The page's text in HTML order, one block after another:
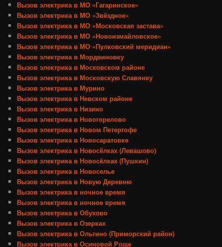
Вызов электрика в МО «Гагаринское»
Вызов электрика в МО «Звёздное»
Вызов электрика в МО «Московская застава»
Вызов электрика в МО «Новоизмайловское»
Вызов электрика в МО «Пулковский меридиан»
Вызов электрика в Мордвиновку
Вызов электрика в Московском районе
Вызов электрика в Московскую Славянку
Вызов электрика в Мурино
Вызов электрика в Невском районе
Вызов электрика в Низино
Вызов электрика в Новогорелово
Вызов электрика в Новом Петергофе
Вызов электрика в Новосаратовке
Вызов электрика в Новосёлках (Левашово)
Вызов электрика в Новосёлках (Пушкин)
Вызов электрика в Новоселье
Вызов электрика в Новую Деревню
Вызов электрика в ночное время
Вызов электрика в ночное время
Вызов электрика в Обухово
Вызов электрика в Озерках
Вызов электрика в Ольгино (Приморский район)
Вызов электрика в Осиновой Роще